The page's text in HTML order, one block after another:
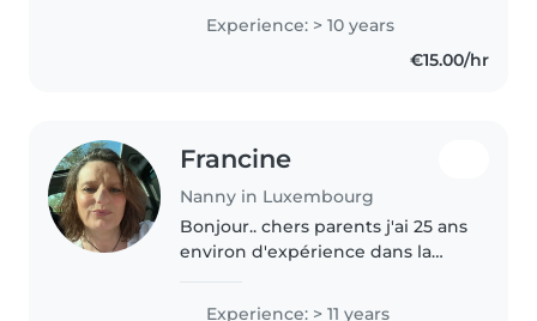
d‘apprentissage. Je suis une
personne attentive et disponible
Experience: > 10 years
€15.00/hr
Francine
Nanny in Luxembourg
Bonjour.. chers parents j'ai 25 ans
environ d'expérience dans la
Experience: > 11 years